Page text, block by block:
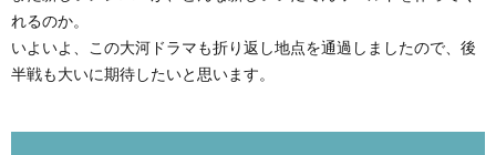
れるのか。
いよいよ、この大河ドラマも折り返し地点を通過しましたので、後
半戦も大いに期待したいと思います。